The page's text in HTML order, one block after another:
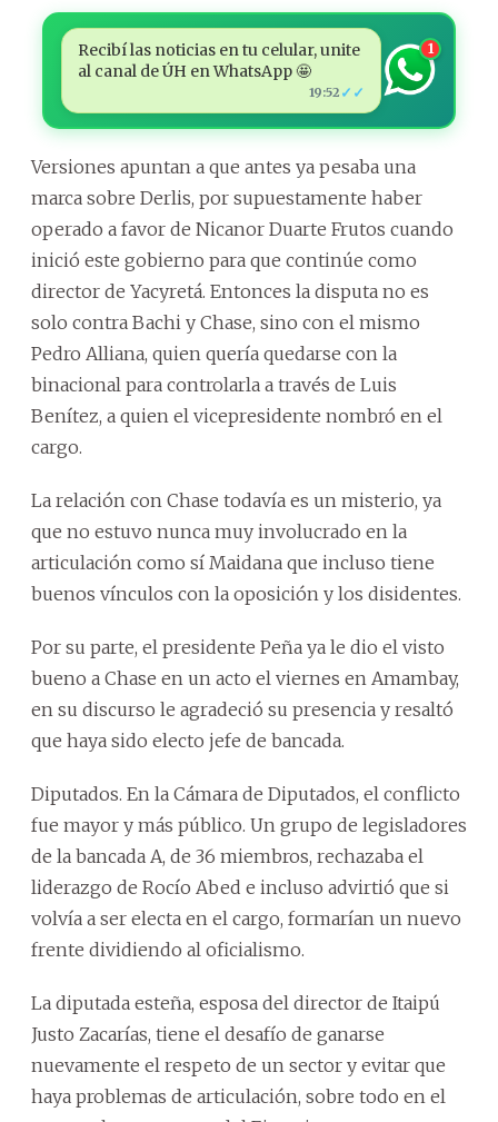
Recibí las noticias en tu celular, unite
al canal de ÚH en WhatsApp 🤩
19:52 ✓✓
1
Versiones apuntan a que antes ya pesaba una
marca sobre Derlis, por supuestamente haber
operado a favor de Nicanor Duarte Frutos cuando
inició este gobierno para que continúe como
director de Yacyretá. Entonces la disputa no es
solo contra Bachi y Chase, sino con el mismo
Pedro Alliana, quien quería quedarse con la
binacional para controlarla a través de Luis
Benítez, a quien el vicepresidente nombró en el
cargo.
La relación con Chase todavía es un misterio, ya
que no estuvo nunca muy involucrado en la
articulación como sí Maidana que incluso tiene
buenos vínculos con la oposición y los disidentes.
Por su parte, el presidente Peña ya le dio el visto
bueno a Chase en un acto el viernes en Amambay,
en su discurso le agradeció su presencia y resaltó
que haya sido electo jefe de bancada.
Diputados. En la Cámara de Diputados, el conflicto
fue mayor y más público. Un grupo de legisladores
de la bancada A, de 36 miembros, rechazaba el
liderazgo de Rocío Abed e incluso advirtió que si
volvía a ser electa en el cargo, formarían un nuevo
frente dividiendo al oficialismo.
La diputada esteña, esposa del director de Itaipú
Justo Zacarías, tiene el desafío de ganarse
nuevamente el respeto de un sector y evitar que
haya problemas de articulación, sobre todo en el